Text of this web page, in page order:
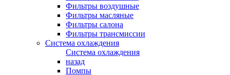
Фильтры воздушные
Фильтры масляные
Фильтры салона
Фильтры трансмиссии
Система охлаждения
Система охлаждения
назад
Помпы